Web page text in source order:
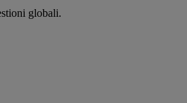
globali.